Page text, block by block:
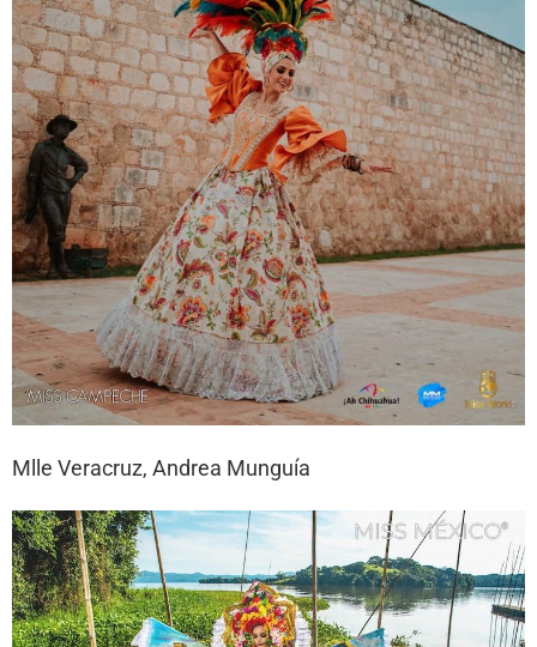
Mlle Veracruz, Andrea Munguía